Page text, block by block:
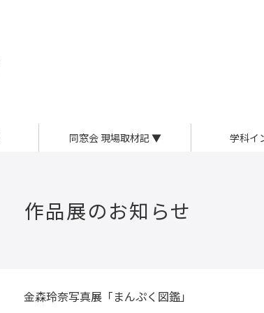
同窓会 現場取材記▼ 学科イ
作品展のお知らせ
金森玲奈写真展「まんぷく図鑑」